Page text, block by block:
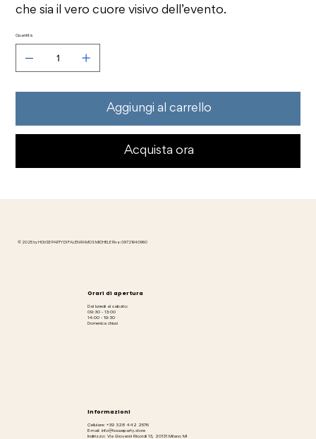
che sia il vero cuore visivo dell’evento.
Quantità
Aggiungi al carrello
Acquista ora
© 2025 by HOUSE PARTY DI FALEN RAMOS MICHELE P.iva: 09721640960
Orari di apertura
Dal lunedì al sabato:
09:30 - 13:00
14:00 - 19:30
Domenica chiusi
Informazioni
Cellulare: +39 328 442 2576
E-mail: info@houseparty.store
Indirizzo: Via Giovanni Ricordi 13, 20131 Milano MI